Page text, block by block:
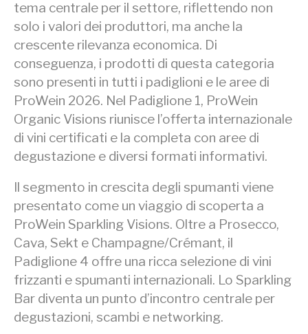
tema centrale per il settore, riflettendo non
solo i valori dei produttori, ma anche la
crescente rilevanza economica. Di
conseguenza, i prodotti di questa categoria
sono presenti in tutti i padiglioni e le aree di
ProWein 2026. Nel Padiglione 1, ProWein
Organic Visions riunisce l’offerta internazionale
di vini certificati e la completa con aree di
degustazione e diversi formati informativi.
Il segmento in crescita degli spumanti viene
presentato come un viaggio di scoperta a
ProWein Sparkling Visions. Oltre a Prosecco,
Cava, Sekt e Champagne/Crémant, il
Padiglione 4 offre una ricca selezione di vini
frizzanti e spumanti internazionali. Lo Sparkling
Bar diventa un punto d’incontro centrale per
degustazioni, scambi e networking.